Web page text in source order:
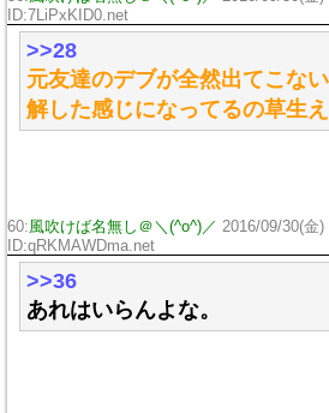
ID:7LiPxKID0.net
>>28
元友達のデブが全然出てこな
解した感じになってるの草生
60:風吹けば名無し＠＼(^o^)／ 2016/09/30(金
ID:qRKMAWDma.net
>>36
あれはいらんよな。